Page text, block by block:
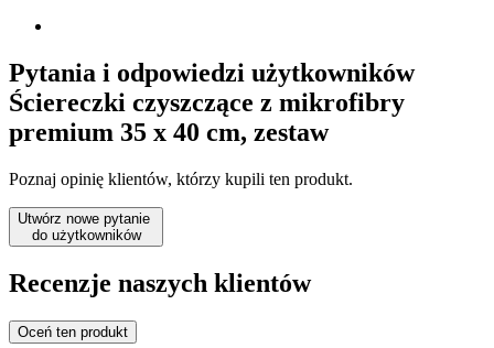
Pytania i odpowiedzi użytkowników
Ściereczki czyszczące z mikrofibry
premium 35 x 40 cm, zestaw
Poznaj opinię klientów, którzy kupili ten produkt.
Utwórz nowe pytanie
do użytkowników
Recenzje naszych klientów
Oceń ten produkt